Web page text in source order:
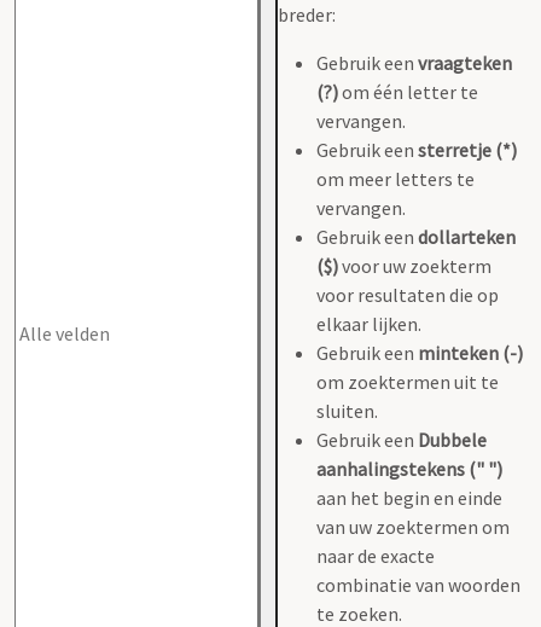
breder:
Gebruik een vraagteken
(?)om één letter te
vervangen.
Gebruik een sterretje (*)
om meer letters te
vervangen.
Gebruik een dollarteken
($)voor uw zoekterm
voor resultaten die op
elkaar lijken.
Gebruik een minteken (-)
om zoektermen uit te
sluiten.
Gebruik een Dubbele
aanhalingstekens (" ")
aan het begin en einde
van uw zoektermen om
naar de exacte
combinatie van woorden
te zoeken.